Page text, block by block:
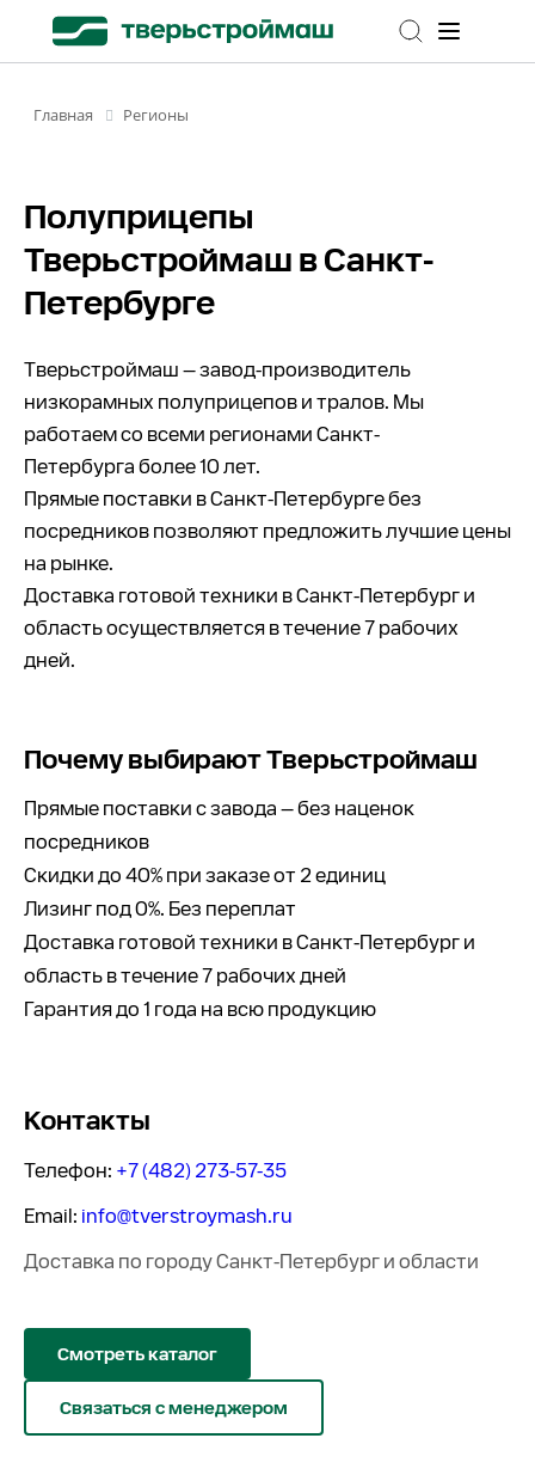
Главная Регионы
Полуприцепы
Тверьстроймаш в Санкт-
Петербурге
Тверьстроймаш — завод-производитель
низкорамных полуприцепов и тралов. Мы
работаем со всеми регионами Санкт-
Петербурга более 10 лет.
Прямые поставки в Санкт-Петербурге без
посредников позволяют предложить лучшие цены
на рынке.
Доставка готовой техники в Санкт-Петербург и
область осуществляется в течение 7 рабочих
дней.
Почему выбирают Тверьстроймаш
Прямые поставки с завода — без наценок
посредников
Скидки до 40% при заказе от 2 единиц
Лизинг под 0%. Без переплат
Доставка готовой техники в Санкт-Петербург и
область в течение 7 рабочих дней
Гарантия до 1 года на всю продукцию
Контакты
Телефон: +7 (482) 273-57-35
Email: info@tverstroymash.ru
Доставка по городу Санкт-Петербург и области
Смотреть каталог
Связаться с менеджером